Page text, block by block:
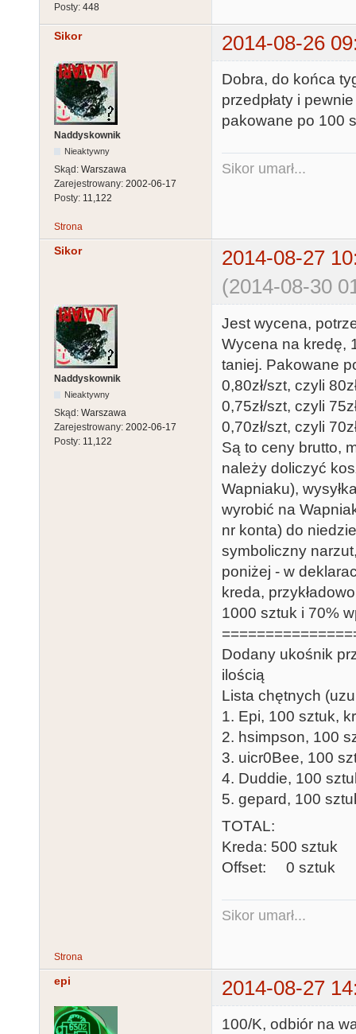
Posty: 448
Sikor 2014-08-26
Naddyskownik
Nieaktywny
Skąd: Warszawa
Zarejestrowany: 2002-06-17
Posty: 11,122
Dobra, do końca
przedpłaty i
pakowane po 100
Sikor umarł...
Strona
Sikor
2014-08-27
(2014-08-30
Naddyskownik
Nieaktywny
Skąd: Warszawa
Zarejestrowany: 2002-06-17
Posty: 11,122
Jest wycena,
Wycena na kredę,
taniej. Pakowane
0,80zł/szt, czyli
0,75zł/szt, czyli
0,70zł/szt, czyli
Są to ceny brutto,
należy doliczyć
Wapniaku),
wyrobić na
nr konta) do
symboliczny
poniżej - w
kreda,
1000 sztuk i 70%
Dodany ukośnik
ilością
Lista chętnych
1. Epi, 100 sztuk,
2. hsimpson, 100
3. uicr0Bee, 100
4. Duddie, 100
5. gepard, 100
TOTAL:
Kreda: 500 sztuk
Offset: 0 sztuk
Sikor umarł...
Strona
epi 2014-08-27
100/K, odbiór na